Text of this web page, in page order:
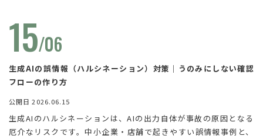
15/06
生成AIの誤情報（ハルシネーション）対策｜うのみにしない確認
フローの作り方
公開日 2026.06.15
生成AIのハルシネーションは、AIの出力自体が事故の原因となる
厄介なリスクです。中小企業・店舗で起きやすい誤情報事例と、